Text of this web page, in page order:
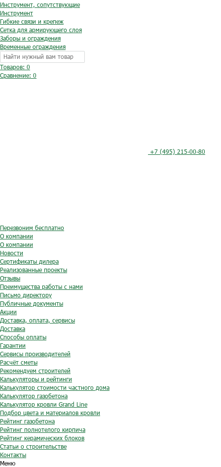
Инструмент, сопутствующие
Инструмент
Гибкие связи и крепеж
Сетка для армирующего слоя
Заборы и ограждения
Временные ограждения
Товаров: 0
Сравнение: 0
+7 (495) 215-00-80
Перезвоним бесплатно
О компании
О компании
Новости
Сертификаты дилера
Реализованные проекты
Отзывы
Преимущества работы с нами
Письмо директору
Публичные документы
Акции
Доставка, оплата, сервисы
Доставка
Способы оплаты
Гарантии
Сервисы производителей
Расчёт сметы
Рекомендуем строителей
Калькуляторы и рейтинги
Калькулятор стоимости частного дома
Калькулятор газобетона
Калькулятор кровли Grand Line
Подбор цвета и материалов кровли
Рейтинг газобетона
Рейтинг полнотелого кирпича
Рейтинг керамических блоков
Статьи о строительстве
Контакты
Меню